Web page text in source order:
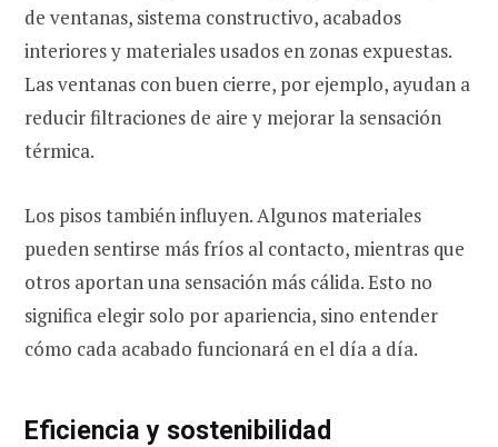
de ventanas, sistema constructivo, acabados
interiores y materiales usados en zonas expuestas.
Las ventanas con buen cierre, por ejemplo, ayudan a
reducir filtraciones de aire y mejorar la sensación
térmica.
Los pisos también influyen. Algunos materiales
pueden sentirse más fríos al contacto, mientras que
otros aportan una sensación más cálida. Esto no
significa elegir solo por apariencia, sino entender
cómo cada acabado funcionará en el día a día.
Eficiencia y sostenibilidad